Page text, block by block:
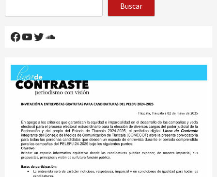
Buscar
Facebook
YouTube
Twitter
SoundCloud